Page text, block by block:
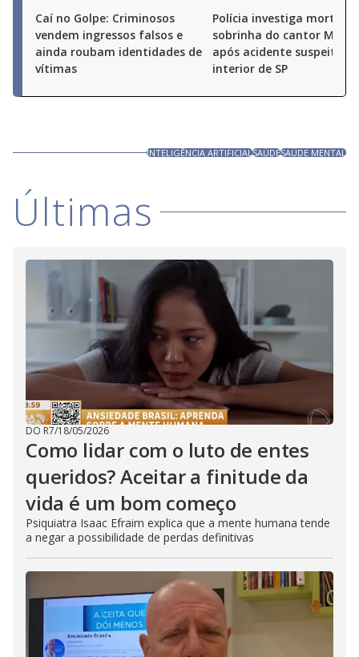
Caí no Golpe: Criminosos
vendem ingressos falsos e
ainda roubam identidades de
vítimas
Polícia investiga morte de
sobrinha do cantor
após acidente suspeito
interior de SP
INTELIGÊNCIA ARTIFICIALSAÚDESAÚDE MENTAL
Últimas
DO R7/18/05/2026
Como lidar com o luto de entes
queridos? Aceitar a finitude da
vida é um bom começo
Psiquiatra Isaac Efraim explica que a mente humana tende
a negar a possibilidade de perdas definitivas